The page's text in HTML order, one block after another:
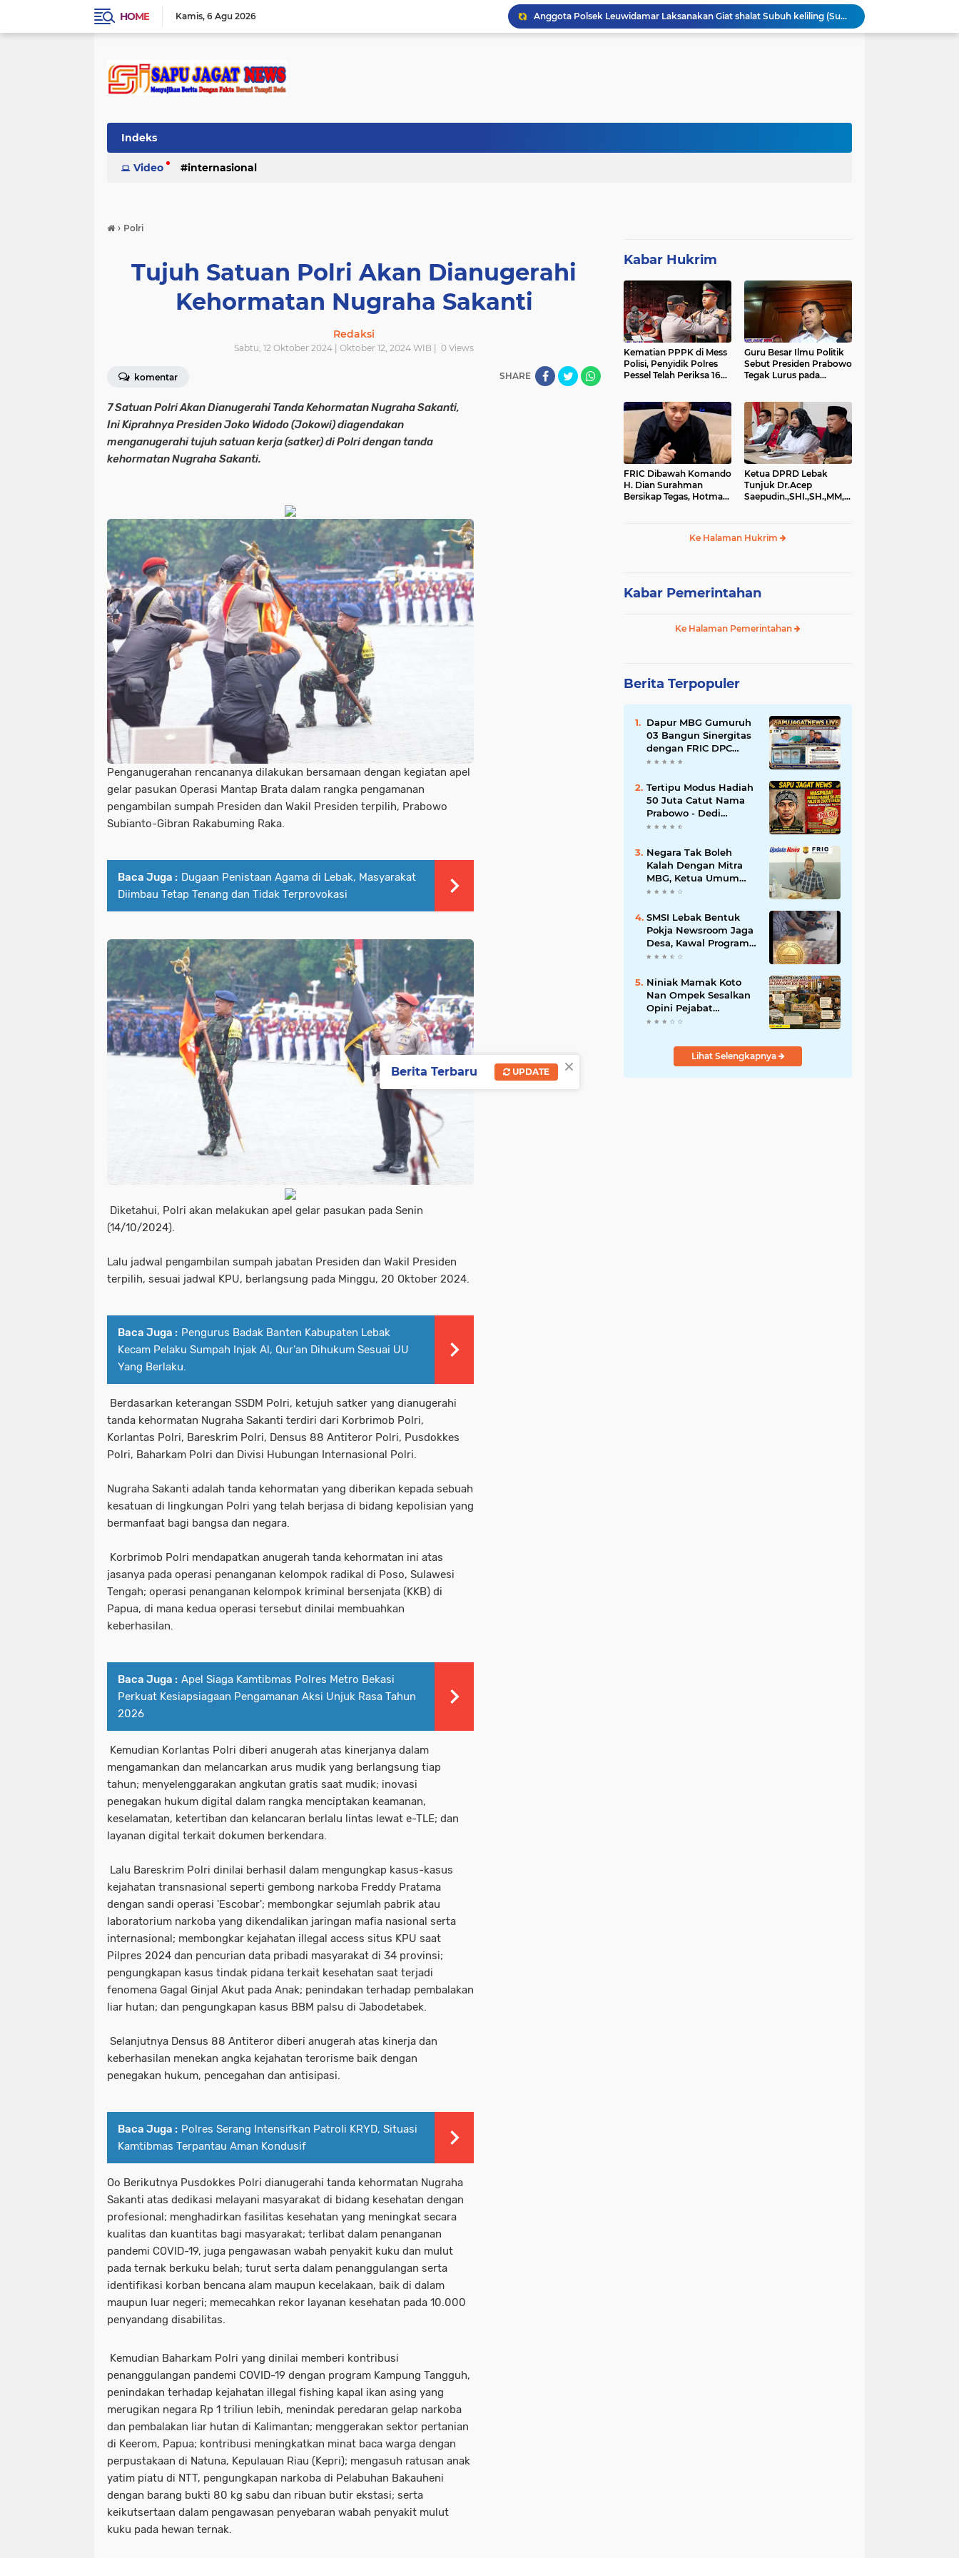
HOME Kamis 6 Agu 2026
Patroli Malam dan Pengamanan Voli, Koramil Bulukerto Jaga Kondusivitas Wilayah
Kapolda Banten Hadiri Ground Breaking Pembangunan Gedung Kantor DPD RI di Ibu Kota Provinsi Banten
Sebanyak 27 Dapur MBG di Banten Masih di-Suspend BGN
Indeks
Video internasional
› Polri
Tujuh Satuan Polri Akan Dianugerahi
Kehormatan Nugraha Sakanti
Redaksi
Sabtu, 12 Oktober 2024 | Oktober 12, 2024 WIB | 0 Views
komentar SHARE
7 Satuan Polri Akan Dianugerahi Tanda Kehormatan Nugraha Sakanti,
Ini Kiprahnya Presiden Joko Widodo (Jokowi) diagendakan
menganugerahi tujuh satuan kerja (satker) di Polri dengan tanda
kehormatan Nugraha Sakanti.
Penganugerahan rencananya dilakukan bersamaan dengan kegiatan apel
gelar pasukan Operasi Mantap Brata dalam rangka pengamanan
pengambilan sumpah Presiden dan Wakil Presiden terpilih, Prabowo
Subianto-Gibran Rakabuming Raka.
Baca Juga : Dugaan Penistaan Agama di Lebak, Masyarakat
Diimbau Tetap Tenang dan Tidak Terprovokasi
Diketahui, Polri akan melakukan apel gelar pasukan pada Senin
(14/10/2024).
Lalu jadwal pengambilan sumpah jabatan Presiden dan Wakil Presiden
terpilih, sesuai jadwal KPU, berlangsung pada Minggu, 20 Oktober 2024.
Baca Juga : Pengurus Badak Banten Kabupaten Lebak
Kecam Pelaku Sumpah Injak Al, Qur'an Dihukum Sesuai UU
Yang Berlaku.
Berdasarkan keterangan SSDM Polri, ketujuh satker yang dianugerahi
tanda kehormatan Nugraha Sakanti terdiri dari Korbrimob Polri,
Korlantas Polri, Bareskrim Polri, Densus 88 Antiteror Polri, Pusdokkes
Polri, Baharkam Polri dan Divisi Hubungan Internasional Polri.
Nugraha Sakanti adalah tanda kehormatan yang diberikan kepada sebuah
kesatuan di lingkungan Polri yang telah berjasa di bidang kepolisian yang
bermanfaat bagi bangsa dan negara.
Korbrimob Polri mendapatkan anugerah tanda kehormatan ini atas
jasanya pada operasi penanganan kelompok radikal di Poso, Sulawesi
Tengah; operasi penanganan kelompok kriminal bersenjata (KKB) di
Papua, di mana kedua operasi tersebut dinilai membuahkan
keberhasilan.
Baca Juga : Apel Siaga Kamtibmas Polres Metro Bekasi
Perkuat Kesiapsiagaan Pengamanan Aksi Unjuk Rasa Tahun
2026
Kemudian Korlantas Polri diberi anugerah atas kinerjanya dalam
mengamankan dan melancarkan arus mudik yang berlangsung tiap
tahun; menyelenggarakan angkutan gratis saat mudik; inovasi
penegakan hukum digital dalam rangka menciptakan keamanan,
keselamatan, ketertiban dan kelancaran berlalu lintas lewat e-TLE; dan
layanan digital terkait dokumen berkendara.
Lalu Bareskrim Polri dinilai berhasil dalam mengungkap kasus-kasus
kejahatan transnasional seperti gembong narkoba Freddy Pratama
dengan sandi operasi 'Escobar'; membongkar sejumlah pabrik atau
laboratorium narkoba yang dikendalikan jaringan mafia nasional serta
internasional; membongkar kejahatan illegal access situs KPU saat
Pilpres 2024 dan pencurian data pribadi masyarakat di 34 provinsi;
pengungkapan kasus tindak pidana terkait kesehatan saat terjadi
fenomena Gagal Ginjal Akut pada Anak; penindakan terhadap pembalakan
liar hutan; dan pengungkapan kasus BBM palsu di Jabodetabek.
Selanjutnya Densus 88 Antiteror diberi anugerah atas kinerja dan
keberhasilan menekan angka kejahatan terorisme baik dengan
penegakan hukum, pencegahan dan antisipasi.
Baca Juga : Polres Serang Intensifkan Patroli KRYD, Situasi
Kamtibmas Terpantau Aman Kondusif
Oo Berikutnya Pusdokkes Polri dianugerahi tanda kehormatan Nugraha
Sakanti atas dedikasi melayani masyarakat di bidang kesehatan dengan
profesional; menghadirkan fasilitas kesehatan yang meningkat secara
kualitas dan kuantitas bagi masyarakat; terlibat dalam penanganan
pandemi COVID-19, juga pengawasan wabah penyakit kuku dan mulut
pada ternak berkuku belah; turut serta dalam penanggulangan serta
identifikasi korban bencana alam maupun kecelakaan, baik di dalam
maupun luar negeri; memecahkan rekor layanan kesehatan pada 10.000
penyandang disabilitas.
Kemudian Baharkam Polri yang dinilai memberi kontribusi
penanggulangan pandemi COVID-19 dengan program Kampung Tangguh,
penindakan terhadap kejahatan illegal fishing kapal ikan asing yang
merugikan negara Rp 1 triliun lebih, menindak peredaran gelap narkoba
dan pembalakan liar hutan di Kalimantan; menggerakan sektor pertanian
di Keerom, Papua; kontribusi meningkatkan minat baca warga dengan
perpustakaan di Natuna, Kepulauan Riau (Kepri); mengasuh ratusan anak
yatim piatu di NTT, pengungkapan narkoba di Pelabuhan Bakauheni
dengan barang bukti 80 kg sabu dan ribuan butir ekstasi; serta
keikutsertaan dalam pengawasan penyebaran wabah penyakit mulut
kuku pada hewan ternak.
Kabar Hukrim
Kematian PPPK di Mess
Polisi, Penyidik Polres
Pessel Telah Periksa 16
Guru Besar Ilmu Politik
Sebut Presiden Prabowo
Tegak Lurus pada
Hukum
FRIC Dibawah Komando
H. Dian Surahman
Bersikap Tegas, Hotman
Merendahkan Wartawan
Ketua DPRD Lebak
Tunjuk Dr.Acep
Saepudin.,SHI.,SH.,MM,MSi.,Sebagai
Ke Halaman Hukrim
Kabar Pemerintahan
Ke Halaman Pemerintahan
Berita Terpopuler
Dapur MBG Gumuruh
03 Bangun Sinergitas
dengan FRIC DPC
Kabupaten Lebak,
SOP BGN Pusat
Tertipu Modus Hadiah
50 Juta Catut Nama
Prabowo - Dedi
Mulyadi, Pasutri di
Lebak Rugi Rp 12 Juta
Lebih
Negara Tak Boleh
Kalah Dengan Mitra
MBG, Ketua Umum
APKLI-P: Silahkan
Kantin Sekolah
SMSI Lebak Bentuk
Pokja Newsroom Jaga
Desa, Kawal Program
Desa Agar Bisa Maju
Niniak Mamak Koto
Nan Ompek Sesalkan
Opini Pejabat
Payakumbuh Soal
Jabatan
Lihat Selengkapnya
×
Berita Terbaru UPDATE